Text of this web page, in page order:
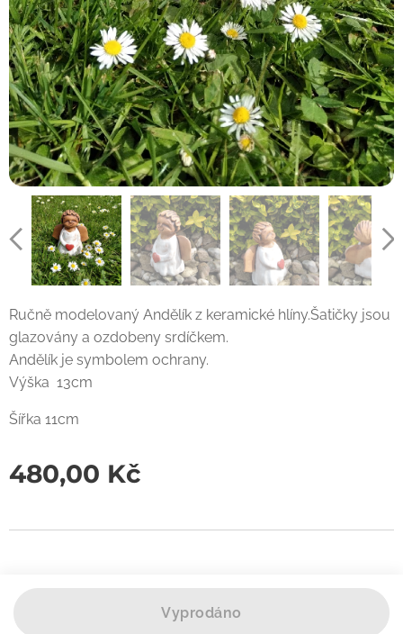
Ručně modelovaný Andělík z keramické hlíny.Šatičky jsou
glazovány a ozdobeny srdíčkem.
Andělík je symbolem ochrany.
Výška 13cm
Šířka 11cm
480,00 Kč
Vyprodáno